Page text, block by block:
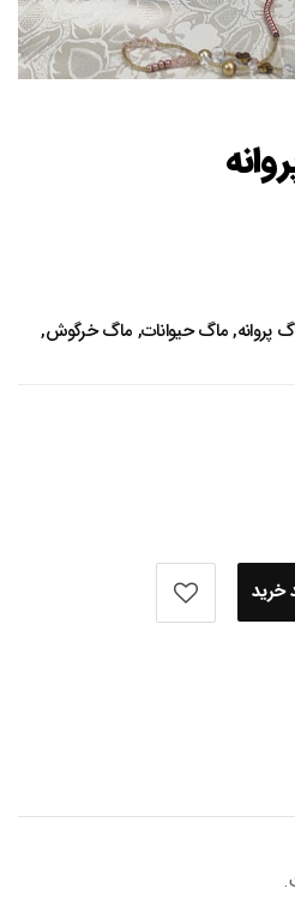
پروانه,ماگ حیوانات, ماگ خرگوش,
خرید